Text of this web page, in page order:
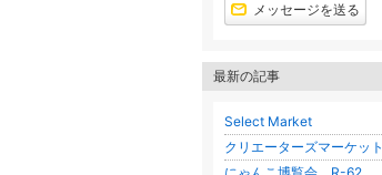
メッセージを送る
最新の記事
Select Market
クリエーターズマーケット